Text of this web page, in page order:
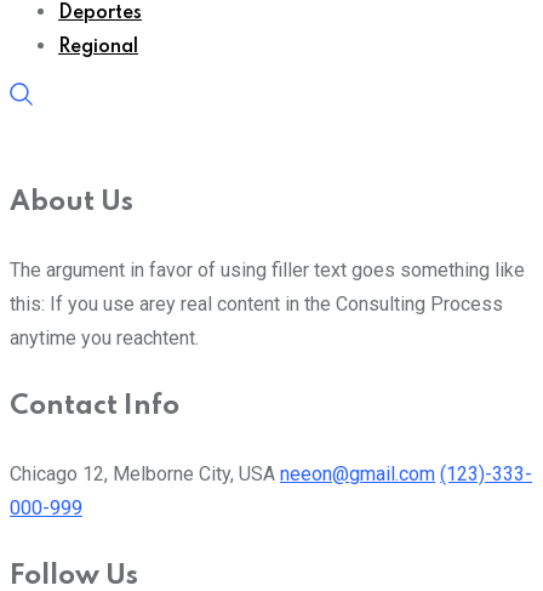
Deportes
Regional
About Us
The argument in favor of using filler text goes something like
this: If you use arey real content in the Consulting Process
anytime you reachtent.
Contact Info
Chicago 12, Melborne City, USA neeon@gmail.com (123)-333-
000-999
Follow Us